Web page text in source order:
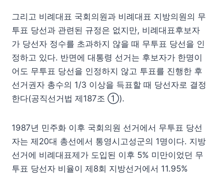
그리고 비례대표 국회의원과 비례대표 지방의원의 무
투표 당선과 관련된 규정은 없지만, 비례대표후보자
가 당선자 정수를 초과하지 않을 때 무투표 당선을 인
정하고 있다. 반면에 대통령 선거는 후보자가 한명이
어도 무투표 당선을 인정하지 않고 투표를 진행한 후
선거권자 총수의 1/3 이상을 득표할 때 당선자로 결정
한다(공직선거법 제187조 ①).
1987년 민주화 이후 국회의원 선거에서 무투표 당선
자는 제20대 총선에서 통영시고성군의 1명이다. 지방
선거에 비례대표제가 도입된 이후 5% 미만이었던 무
투표 당선자 비율이 제8회 지방선거에서 11.95%